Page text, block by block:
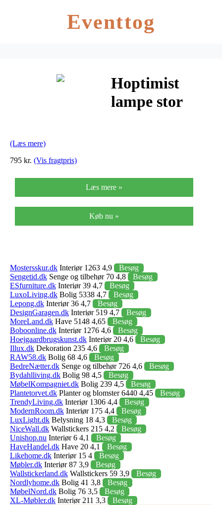
Eventtog
Hoptimist
lampe stor
(Læs mere)
795 kr. (Vis fragtpris)
Læs mere »
Køb nu »
Mostersskur.dk Interiør 1263 4,9
Besøg
Sengetid.dk Senge og tilbehør 70 4,8
Besøg
ESfurniture.dk Interiør 39 4,7
Besøg
LuxoLiving.dk Bolig 5338 4,7
Besøg
Lepong.dk Interiør 36 4,7
Besøg
DesignGaragen.dk Interiør 519 4,7
Besøg
MoreLand.dk Have 5148 4,65
Besøg
Boboonline.dk Interiør 1276 4,6
Besøg
Hoejgaardbrugskunst.dk Interiør 20 4,6
Besøg
Illux.dk Dekoration 235 4,6
Besøg
RAW58.dk Bolig 68 4,6
Besøg
BedreNætter.dk Senge og tilbehør 726 4,6
Besøg
Bydahlliving.dk Bolig 98 4,5
Besøg
MøbelKompagniet.dk Bolig 239 4,5
Besøg
Plantetorvet.dk Planter og blomster 6440 4,45
Besøg
TrendyLiving.dk Interiør 1306 4,4
Besøg
ModernRoom.dk Interiør 175 4,4
Besøg
LuxLight.dk Belysning 18 4,3
Besøg
NiceWall.dk Wallstickers 215 4,2
Besøg
Unishop.nu Interiør 6 4,1
Besøg
HaveHandel.dk Have 20 4,1
Besøg
Likehome.dk Interiør 15 4
Besøg
Møbler.dk Interiør 87 3,9
Besøg
Wallstickerland.dk Wallstickers 59 3,9
Besøg
Nordlyhome.dk Bolig 41 3,8
Besøg
MøbelNord.dk Bolig 76 3,5
Besøg
XL-Møbler.dk Interiør 211 3,3
Besøg